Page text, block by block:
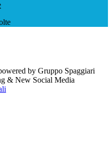
by Gruppo Spaggiari
& New Social Media